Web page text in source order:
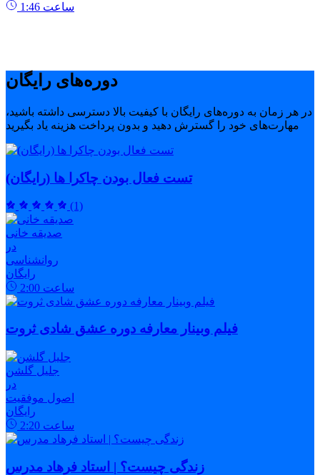
1:46 ساعت
دوره‌های رایگان
در هر زمان به دوره‌های رایگان با کیفیت بالا دسترسی داشته باشید،
مهارت‌های خود را گسترش دهید و بدون پرداخت هزینه یاد بگیرید
تست فعال بودن چاکرا ها (رایگان)
(1)
صدیقه خانی
در
روانشناسی
رایگان
2:00 ساعت
فیلم وبینار معارفه دوره عشق شادی ثروت
جلیل گلشن
در
اصول موفقیت
رایگان
2:20 ساعت
زندگی چیست؟ | استاد فرهاد مدرس